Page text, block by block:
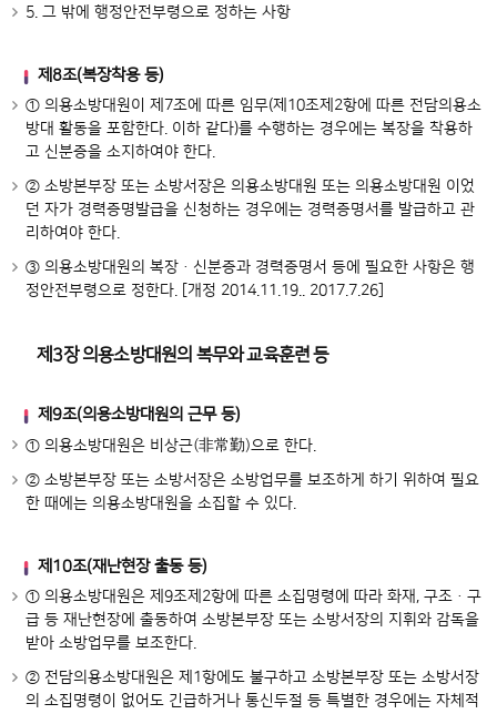
5. 그 밖에 행정안전부령으로 정하는 사항
제8조(복장착용 등)
① 의용소방대원이 제7조에 따른 임무(제10조제2항에 따른 전담의용소
방대 활동을 포함한다. 이하 같다)를 수행하는 경우에는 복장을 착용하
고 신분증을 소지하여야 한다.
② 소방본부장 또는 소방서장은 의용소방대원 또는 의용소방대원 이었
던 자가 경력증명발급을 신청하는 경우에는 경력증명서를 발급하고 관
리하여야 한다.
③ 의용소방대원의 복장ㆍ신분증과 경력증명서 등에 필요한 사항은 행
정안전부령으로 정한다. [개정 2014.11.19.. 2017.7.26]
제3장 의용소방대원의 복무와 교육훈련 등
제9조(의용소방대원의 근무 등)
① 의용소방대원은 비상근(非常勤)으로 한다.
② 소방본부장 또는 소방서장은 소방업무를 보조하게 하기 위하여 필요
한 때에는 의용소방대원을 소집할 수 있다.
제10조(재난현장 출동 등)
① 의용소방대원은 제9조제2항에 따른 소집명령에 따라 화재, 구조ㆍ구
급 등 재난현장에 출동하여 소방본부장 또는 소방서장의 지휘와 감독을
받아 소방업무를 보조한다.
② 전담의용소방대원은 제1항에도 불구하고 소방본부장 또는 소방서장
의 소집명령이 없어도 긴급하거나 통신두절 등 특별한 경우에는 자체적